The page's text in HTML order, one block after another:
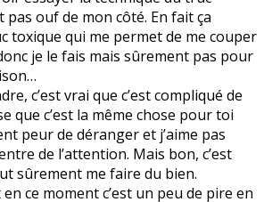
pas ouf de mon côté. En fait ça
toxique qui me permet de me couper
je le fais mais sûrement pas pour
c’est vrai que c’est compliqué de
que c’est la même chose pour toi
peur de déranger et j’aime pas
de l’attention. Mais bon, c’est
sûrement me faire du bien.
ce moment c’est un peu de pire en